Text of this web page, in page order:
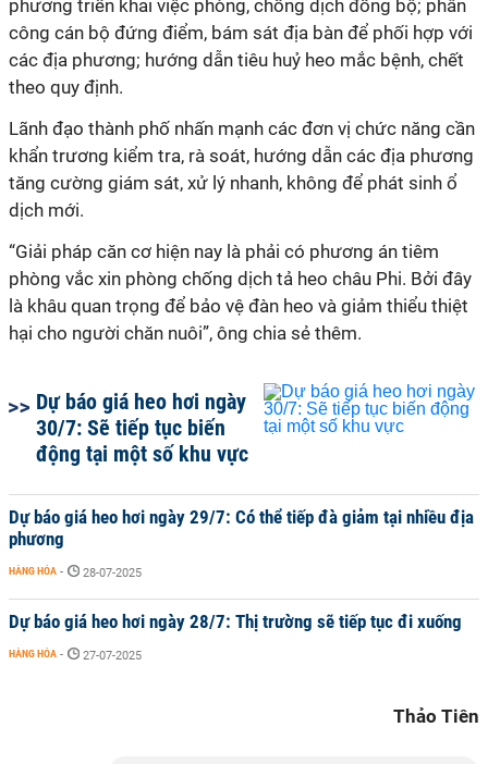
phương triển khai việc phòng, chống dịch đồng bộ; phân
công cán bộ đứng điểm, bám sát địa bàn để phối hợp với
các địa phương; hướng dẫn tiêu huỷ heo mắc bệnh, chết
theo quy định.
Lãnh đạo thành phố nhấn mạnh các đơn vị chức năng cần
khẩn trương kiểm tra, rà soát, hướng dẫn các địa phương
tăng cường giám sát, xử lý nhanh, không để phát sinh ổ
dịch mới.
“Giải pháp căn cơ hiện nay là phải có phương án tiêm
phòng vắc xin phòng chống dịch tả heo châu Phi. Bởi đây
là khâu quan trọng để bảo vệ đàn heo và giảm thiểu thiệt
hại cho người chăn nuôi”, ông chia sẻ thêm.
Dự báo giá heo hơi ngày
30/7: Sẽ tiếp tục biến
động tại một số khu vực
Dự báo giá heo hơi ngày 29/7: Có thể tiếp đà giảm tại nhiều địa
phương
HÀNG HÓA - 28-07-2025
Dự báo giá heo hơi ngày 28/7: Thị trường sẽ tiếp tục đi xuống
HÀNG HÓA - 27-07-2025
Thảo Tiên